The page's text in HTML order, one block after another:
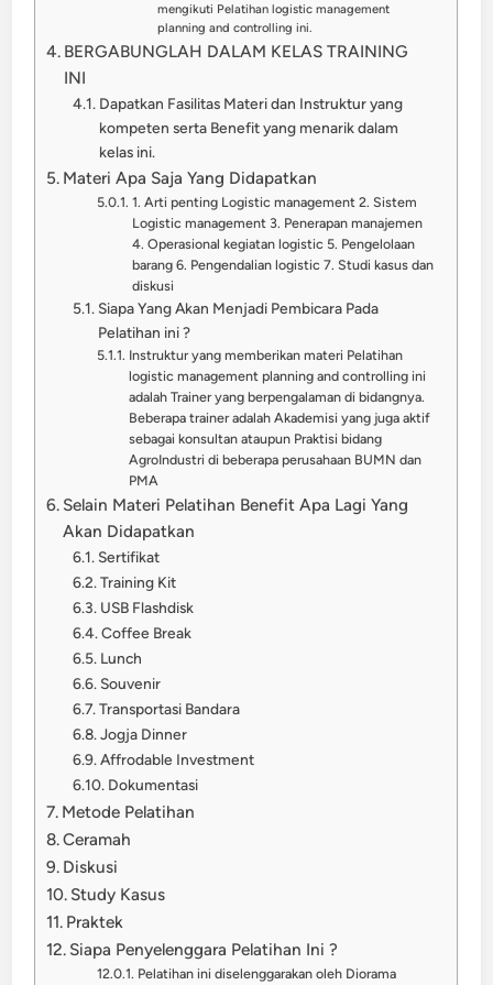
mengikuti Pelatihan logistic management
planning and controlling ini.
BERGABUNGLAH DALAM KELAS TRAINING
INI
Dapatkan Fasilitas Materi dan Instruktur yang
kompeten serta Benefit yang menarik dalam
kelas ini.
Materi Apa Saja Yang Didapatkan
1. Arti penting Logistic management 2. Sistem
Logistic management 3. Penerapan manajemen
4. Operasional kegiatan logistic 5. Pengelolaan
barang 6. Pengendalian logistic 7. Studi kasus dan
diskusi
Siapa Yang Akan Menjadi Pembicara Pada
Pelatihan ini ?
Instruktur yang memberikan materi Pelatihan
logistic management planning and controlling ini
adalah Trainer yang berpengalaman di bidangnya.
Beberapa trainer adalah Akademisi yang juga aktif
sebagai konsultan ataupun Praktisi bidang
AgroIndustri di beberapa perusahaan BUMN dan
PMA
Selain Materi Pelatihan Benefit Apa Lagi Yang
Akan Didapatkan
Sertifikat
Training Kit
USB Flashdisk
Coffee Break
Lunch
Souvenir
Transportasi Bandara
Jogja Dinner
Affrodable Investment
Dokumentasi
Metode Pelatihan
Ceramah
Diskusi
Study Kasus
Praktek
Siapa Penyelenggara Pelatihan Ini ?
Pelatihan ini diselenggarakan oleh Diorama